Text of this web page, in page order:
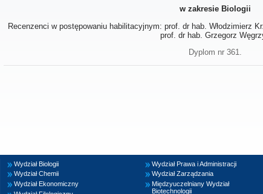
w zakresie Biologii
Recenzenci w postępowaniu habilitacyjnym: prof. dr hab. Włodzimierz
prof. dr hab. Grzegorz
Dyplom nr 361.
Wydział Biologii
Wydział Chemii
Wydział Ekonomiczny
Wydział Prawa i Administracji
Wydział Zarządzania
Międzyuczelniany Wydział
Biotechnologii